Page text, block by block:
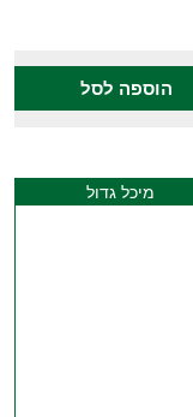
הוספה לסל
מיכל גדול